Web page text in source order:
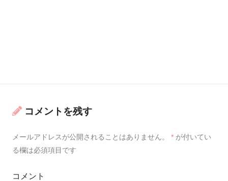
コメントを残す
メールアドレスが公開されることはありません。 * が付いてい
る欄は必須項目です
コメント